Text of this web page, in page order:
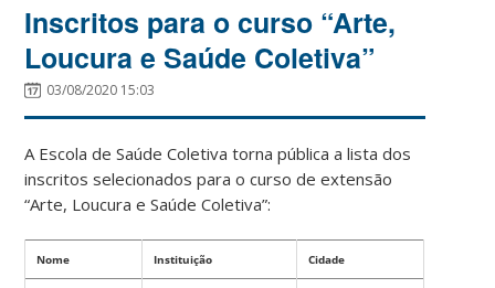
Inscritos para o curso “Arte,
Loucura e Saúde Coletiva”
03/08/2020 15:03
A Escola de Saúde Coletiva torna pública a lista dos
inscritos selecionados para o curso de extensão
“Arte, Loucura e Saúde Coletiva”:
Nome Instituição Cidade